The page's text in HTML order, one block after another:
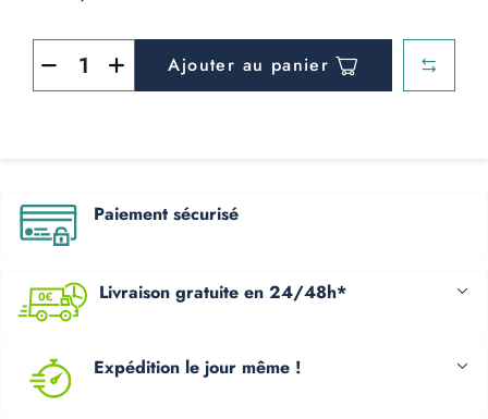
Ajouter au panier
Paiement sécurisé
Livraison gratuite en 24/48h*
Expédition le jour même !